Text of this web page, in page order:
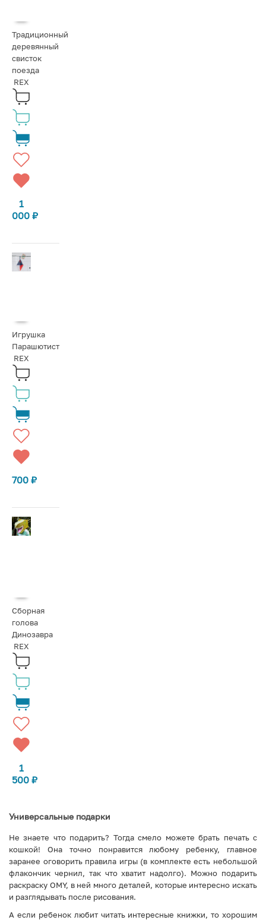
Традиционный
деревянный
свисток
поезда
REX
1
000 ₽
Игрушка
Парашютист
REX
700 ₽
Сборная
голова
Динозавра
REX
1
500 ₽
Универсальные подарки
Не знаете что подарить? Тогда смело можете брать печать с
кошкой! Она точно понравится любому ребенку, главное
заранее оговорить правила игры (в комплекте есть небольшой
флакончик чернил, так что хватит надолго). Можно подарить
раскраску OMY, в ней много деталей, которые интересно искать
и разглядывать после рисования.
А если ребенок любит читать интересные книжки, то хорошим